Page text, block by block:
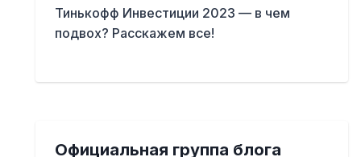
Тинькофф Инвестиции 2023 — в чем
подвох? Расскажем все!
Официальная группа блога